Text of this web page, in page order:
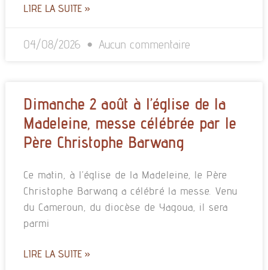
LIRE LA SUITE »
04/08/2026 Aucun commentaire
Dimanche 2 août à l’église de la
Madeleine, messe célébrée par le
Père Christophe Barwang
Ce matin, à l’église de la Madeleine, le Père
Christophe Barwang a célébré la messe. Venu
du Cameroun, du diocèse de Yagoua, il sera
parmi
LIRE LA SUITE »